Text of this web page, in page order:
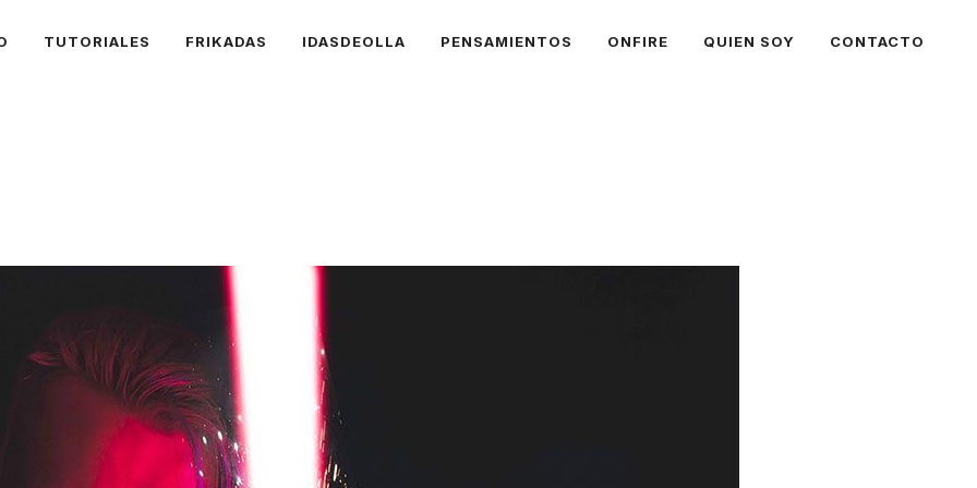
TUTORIALES FRIKADAS IDASDEOLLA PENSAMIENTOS ONFIRE QUIEN SOY CONTACTO